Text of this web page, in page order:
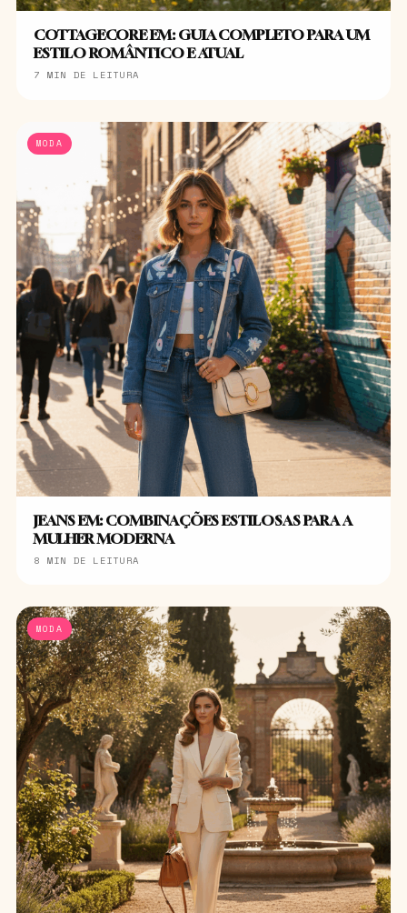
COTTAGECORE EM: GUIA COMPLETO PARA UM
ESTILO ROMÂNTICO E ATUAL
7 MIN DE LEITURA
MODA
JEANS EM: COMBINAÇÕES ESTILOSAS PARA A
MULHER MODERNA
8 MIN DE LEITURA
MODA